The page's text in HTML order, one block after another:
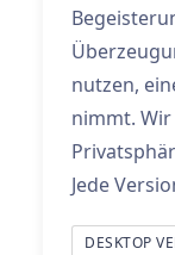
nutzen,
nimmt.
Jede
DESKTOP